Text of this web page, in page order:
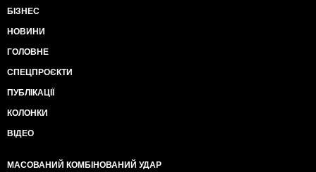
БІЗНЕС
НОВИНИ
ГОЛОВНЕ
СПЕЦПРОЄКТИ
ПУБЛІКАЦІЇ
КОЛОНКИ
ВІДЕО
МАСОВАНИЙ КОМБІНОВАНИЙ УДАР